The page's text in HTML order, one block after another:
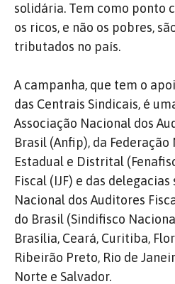
solidária. Tem como ponto
os ricos, e não os pobres,
tributados no país.
A campanha, que tem o
das Centrais Sindicais, é
Associação Nacional dos
Brasil (Anfip), da Federação
Estadual e Distrital
Fiscal (IJF) e das
Nacional dos Auditores
do Brasil (Sindifisco
Brasília, Ceará, Curitiba,
Ribeirão Preto, Rio de
Norte e Salvador.